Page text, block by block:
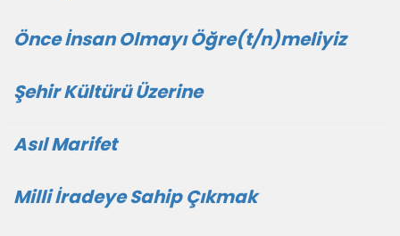
Önce İnsan Olmayı Öğre(t/n)meliyiz
Şehir Kültürü Üzerine
Asıl Marifet
Milli İradeye Sahip Çıkmak